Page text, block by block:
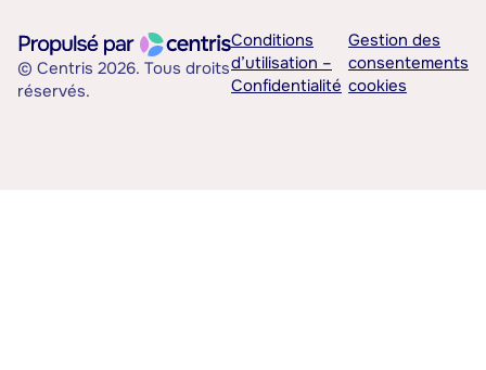
© Centris 2026. Tous droits
réservés.
Conditions
d’utilisation –
Confidentialité
Gestion des
consentements
cookies